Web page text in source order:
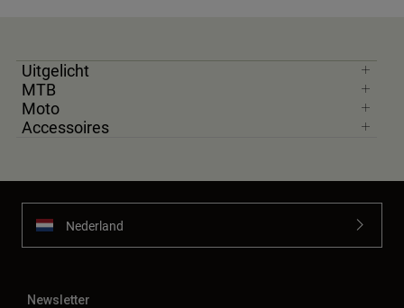
Uitgelicht
MTB
Moto
Accessoires
Nederland
Newsletter